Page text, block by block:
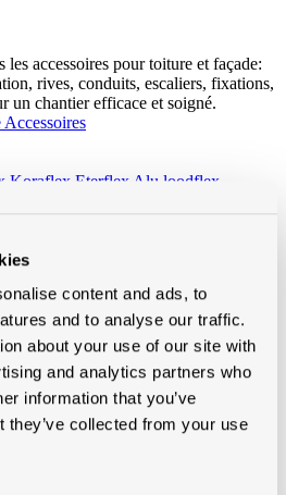
content and ads, to
and to analyse our traffic.
about your use of our site with
and analytics partners who
information that you’ve
they’ve collected from your use
accessoires pour toiture et façade:
rives, conduits, escaliers, fixations,
un chantier efficace et soigné.
Koraflex Eterflex Alu loodflex
platImperbel liquides et colleIkopro
toiture
Soprema liquides et colle
Foamglass
kit, colleBandes-tapesSolid John
varia